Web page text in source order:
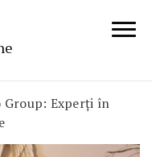
Group: Experți în